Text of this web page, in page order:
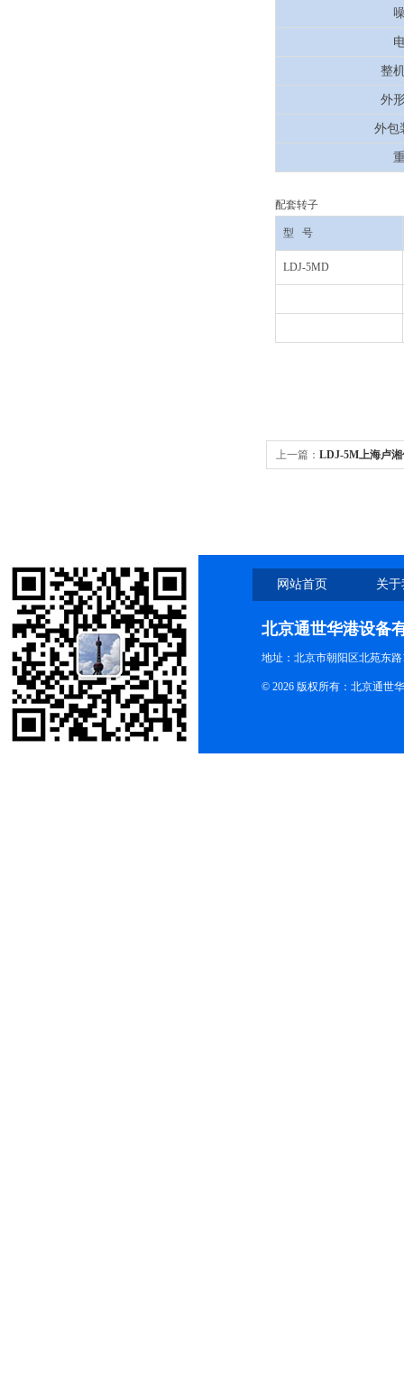
整
外
外包
配套转子
型 号
LDJ-5MD
上一篇： LDJ-5M上海卢
网站首页 关
北京通世华港设备
地址：北京市朝阳区北苑东路
© 2026 版权所有：北京通世